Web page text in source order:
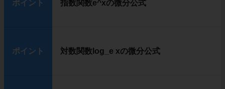
ポイント 指数関数e^xの微分公式
ポイント 対数関数log_e xの微分公式